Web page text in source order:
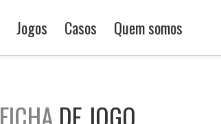
Jogos Casos Quem somos
FICHA DE JOGO